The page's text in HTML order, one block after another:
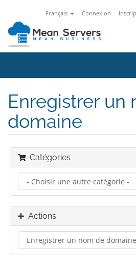
Français Connexion
Enregistrer un
domaine
Catégories
Actions